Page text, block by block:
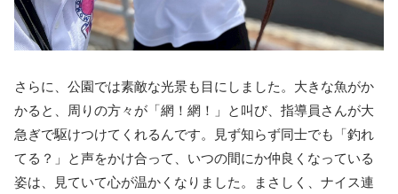
さらに、公園では素敵な光景も目にしました。大きな魚がか
かると、周りの方々が「網！網！」と叫び、指導員さんが大
急ぎで駆けつけてくれるんです。見ず知らず同士でも「釣れ
てる？」と声をかけ合って、いつの間にか仲良くなっている
姿は、見ていて心が温かくなりました。まさしく、ナイス連